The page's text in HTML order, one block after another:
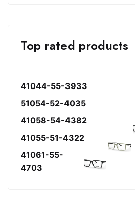
Top rated products
41044-55-3933
51054-52-4035
41058-54-4382
41055-51-4322
41061-55-
4703